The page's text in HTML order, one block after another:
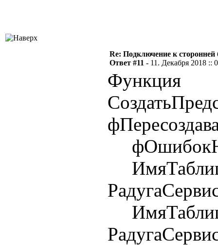
Re: Подключение к сторонней
Ответ #11 - 11. Декабря 2018 ::
Функция